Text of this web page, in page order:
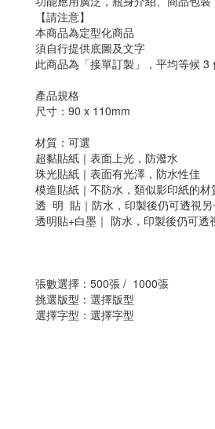
【請注意】
本商品為定型化商品
須自行提供底圖及文字
此商品為「接單訂製」，平均等候 3
產品規格
尺寸：90 x 110mm
材質：可選
超黏貼紙｜表面上光，防潑水
珠光貼紙｜表面有光澤，防水性佳
模造貼紙｜不防水，類似影印紙的材
透 明 貼｜防水，印製後仍可透視另
透明貼+白墨｜ 防水，印製後仍可
張數選擇：500張 / 1000張
挑選版型：選擇版型
選擇字型：選擇字型